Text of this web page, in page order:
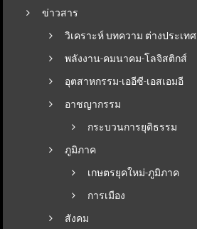
ข่าวสาร
วิเคราะห์ บทความ ต่างประเทศ
พลังงาน-คมนาคม-โลจิสติกส์
อุตสาหกรรม-เออีซี-เอสเอมอี
อาชญากรรม
กระบวนการยุติธรรม
ภูมิภาค
เกษตรยุคใหม่-ภูมิภาค
การเมือง
สังคม